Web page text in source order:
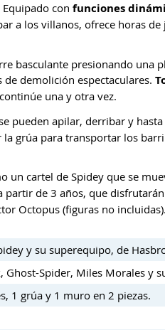
con funciones
a los villanos, ofrece horas
basculante presionando una
demolición espectaculares.
una y otra vez.
pueden apilar, derribar y
grúa para transportar los
un cartel de Spidey que se
partir de 3 años, que
Octopus (figuras no incluidas).
y su superequipo, de
Spider, Miles Morales y
1 grúa y 1 muro en 2 piezas.